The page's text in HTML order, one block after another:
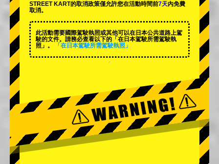
STREET KART的取消政策僅允許您在活動時間前7天內免費
取消。
此活動需要國際駕駛執照或其他可以在日本公共道路上駕
駛的文件。請務必查看以下的「在日本駕駛所需駕駛執
照」。
「在日本駕駛所需駕駛執照」